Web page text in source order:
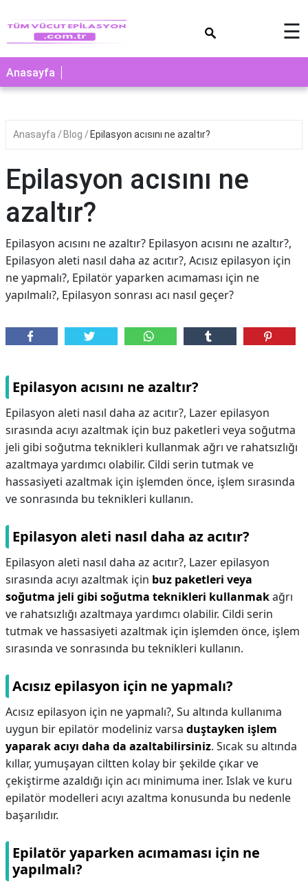
☰
Anasayfa
Anasayfa Blog Epilasyon acısını ne azaltır?
Epilasyon acısını ne
azaltır?
Epilasyon acısını ne azaltır? Epilasyon acısını ne azaltır?,
Epilasyon aleti nasıl daha az acıtır?, Acısız epilasyon için
ne yapmalı?, Epilatör yaparken acımaması için ne
yapılmalı?, Epilasyon sonrası acı nasıl geçer?
Epilasyon acısını ne azaltır?
Epilasyon aleti nasıl daha az acıtır?, Lazer epilasyon
sırasında acıyı azaltmak için buz paketleri veya soğutma
jeli gibi soğutma teknikleri kullanmak ağrı ve rahatsızlığı
azaltmaya yardımcı olabilir. Cildi serin tutmak ve
hassasiyeti azaltmak için işlemden önce, işlem sırasında
ve sonrasında bu teknikleri kullanın.
Epilasyon aleti nasıl daha az acıtır?
Epilasyon aleti nasıl daha az acıtır?, Lazer epilasyon
sırasında acıyı azaltmak için buz paketleri veya
soğutma jeli gibi soğutma teknikleri kullanmakağrı
ve rahatsızlığı azaltmaya yardımcı olabilir. Cildi serin
tutmak ve hassasiyeti azaltmak için işlemden önce, işlem
sırasında ve sonrasında bu teknikleri kullanın.
Acısız epilasyon için ne yapmalı?
Acısız epilasyon için ne yapmalı?, Su altında kullanıma
uygun bir epilatör modeliniz varsa duştayken işlem
yaparak acıyı daha da azaltabilirsiniz. Sıcak su altında
kıllar, yumuşayan ciltten kolay bir şekilde çıkar ve
çekiştirme azaldığı için acı minimuma iner. Islak ve kuru
epilatör modelleri acıyı azaltma konusunda bu nedenle
başarılıdır.
Epilatör yaparken acımaması için ne
yapılmalı?